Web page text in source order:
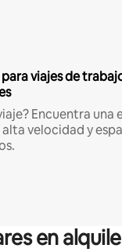
viajes de
Encuentra una
velocidad y
en